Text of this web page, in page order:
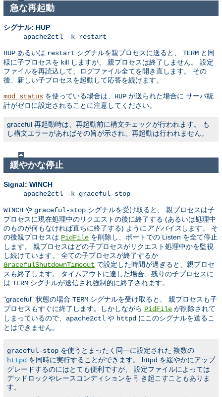
急な再起動
シグナル: HUP
apache2ctl -k restart
HUP あるいは restart シグナルを親プロセスに送ると、 TERM と同
様に子プロセスを kill しますが、 親プロセスは終了しません。 設定
ファイルを再読込して、ログファイル全てを開き直します。 その
後、新しい子プロセスを起動して応答を続けます。
mod_status を使っている場合は、 HUP が送られた場合に サーバ統
計がゼロに設定されることに注意してください。
graceful 再起動時は、再起動前に構文チェックが行われます。 も
し構文エラーがあればその旨が示され、再起動は行われません。
緩やかな停止
Signal: WINCH
apache2ctl -k graceful-stop
WINCH や graceful-stop シグナルを受け取ると、 親プロセスは子
プロセスに現在処理中のリクエストの後に終了する (あるいは処理中
のものが何もなければ直ちに終了する) ように アドバイス します。 そ
の後親プロセスは PidFile を削除し、ポートでの Listen を全て停止
します。 親プロセスはどの子プロセスがリクエスト処理中かを監視
し続けています。 全ての子プロセスが終了するか
GracefulShutdownTimeout で設定した時間が過ぎると、親プロセ
スも終了します。 タイムアウトに達した場合、残りの子プロセスに
は TERM シグナルが送信され強制的に終了されます。
"graceful" 状態の場合 TERM シグナルを受け取ると、 親プロセスも子
プロセスもすぐに終了します。しかしながら PidFile が削除されて
しまっているので、 apache2ctl や httpd にこのシグナルを送るこ
とはできません。
graceful-stop を使うとまったく同一に設定された 複数の
httpd を同時に実行することができます。 httpd を緩やかにアップ
グレードするのにはとても便利ですが、 設定ファイルによっては
デッドロックやレースコンディションを 引き起こすこともありま
す。